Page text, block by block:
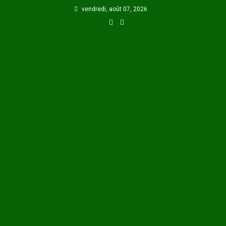
vendredi, août 07, 2026